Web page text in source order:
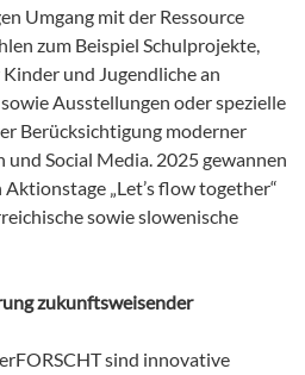
Umgang mit der Ressource
zum Beispiel Schulprojekte,
und Jugendliche an
Ausstellungen oder spezielle
Berücksichtigung moderner
Social Media. 2025 gewannen
„Let’s flow together“
sowie slowenische
zukunftsweisender
sind innovative